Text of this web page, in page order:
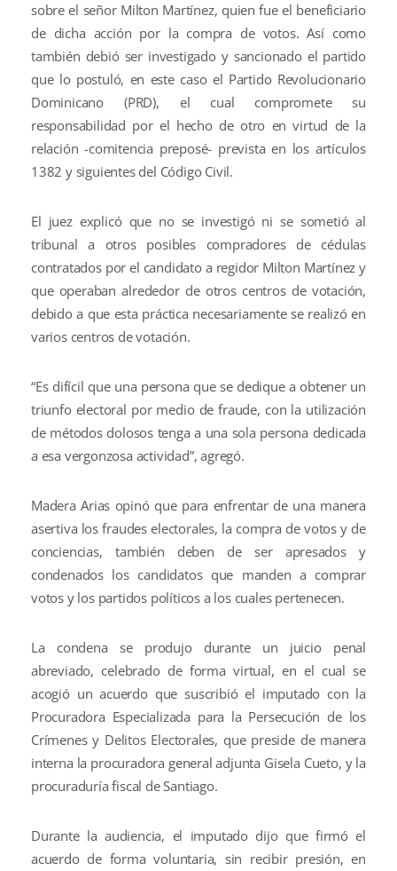
sobre el señor Milton Martínez, quien fue el beneficiario
de dicha acción por la compra de votos. Así como
también debió ser investigado y sancionado el partido
que lo postuló, en este caso el Partido Revolucionario
Dominicano (PRD), el cual compromete su
responsabilidad por el hecho de otro en virtud de la
relación -comitencia preposé- prevista en los artículos
1382 y siguientes del Código Civil.
El juez explicó que no se investigó ni se sometió al
tribunal a otros posibles compradores de cédulas
contratados por el candidato a regidor Milton Martínez y
que operaban alrededor de otros centros de votación,
debido a que esta práctica necesariamente se realizó en
varios centros de votación.
“Es difícil que una persona que se dedique a obtener un
triunfo electoral por medio de fraude, con la utilización
de métodos dolosos tenga a una sola persona dedicada
a esa vergonzosa actividad”, agregó.
Madera Arias opinó que para enfrentar de una manera
asertiva los fraudes electorales, la compra de votos y de
conciencias, también deben de ser apresados y
condenados los candidatos que manden a comprar
votos y los partidos políticos a los cuales pertenecen.
La condena se produjo durante un juicio penal
abreviado, celebrado de forma virtual, en el cual se
acogió un acuerdo que suscribió el imputado con la
Procuradora Especializada para la Persecución de los
Crímenes y Delitos Electorales, que preside de manera
interna la procuradora general adjunta Gisela Cueto, y la
procuraduría fiscal de Santiago.
Durante la audiencia, el imputado dijo que firmó el
acuerdo de forma voluntaria, sin recibir presión, en